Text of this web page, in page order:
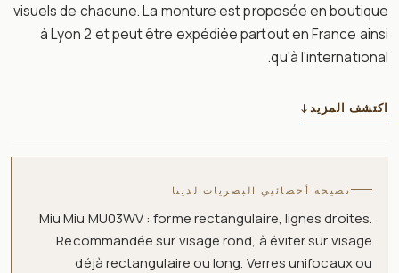
visuels de chacune. La monture est proposée en boutique
à Lyon 2 et peut être expédiée partout en France ainsi
qu'à l'international.
اكتشف المزيد↓
نصيحة أخصائيي البصريات لدينا
Miu Miu MU03WV : forme rectangulaire, lignes droites.
Recommandée sur visage rond, à éviter sur visage
déjà rectangulaire ou long. Verres unifocaux ou